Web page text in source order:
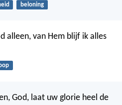
beloning
alleen, van Hem blijf ik alles
God, laat uw glorie heel de